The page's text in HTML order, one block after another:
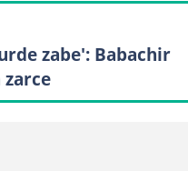
zabe': Babachir
zarce